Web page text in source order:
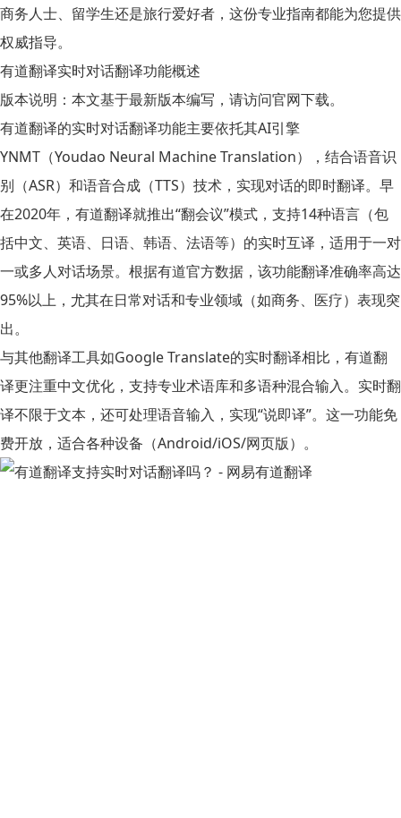
商务人士、留学生还是旅行爱好者，这份专业指南都能为您提供
权威指导。
有道翻译实时对话翻译功能概述
版本说明： 本文基于最新版本编写，请访问官网下载。
有道翻译的实时对话翻译功能主要依托其AI引擎
YNMT（Youdao Neural Machine Translation），结合语音识
别（ASR）和语音合成（TTS）技术，实现对话的即时翻译。早
在2020年，有道翻译就推出“翻会议”模式，支持14种语言（包
括中文、英语、日语、韩语、法语等）的实时互译，适用于一对
一或多人对话场景。根据有道官方数据，该功能翻译准确率高达
95%以上，尤其在日常对话和专业领域（如商务、医疗）表现突
出。
与其他翻译工具如Google Translate的实时翻译相比，有道翻
译更注重中文优化，支持专业术语库和多语种混合输入。实时翻
译不限于文本，还可处理语音输入，实现“说即译”。这一功能免
费开放，适合各种设备（Android/iOS/网页版）。